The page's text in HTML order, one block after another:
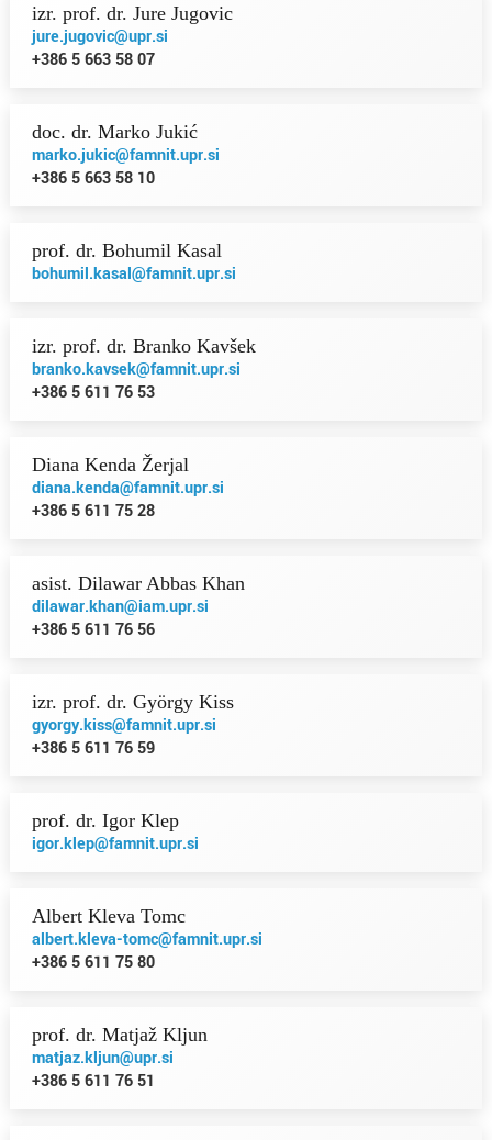
izr. prof. dr. Jure Jugovic
jure.jugovic@upr.si
+386 5 663 58 07
doc. dr. Marko Jukić
marko.jukic@famnit.upr.si
+386 5 663 58 10
prof. dr. Bohumil Kasal
bohumil.kasal@famnit.upr.si
izr. prof. dr. Branko Kavšek
branko.kavsek@famnit.upr.si
+386 5 611 76 53
Diana Kenda Žerjal
diana.kenda@famnit.upr.si
+386 5 611 75 28
asist. Dilawar Abbas Khan
dilawar.khan@iam.upr.si
+386 5 611 76 56
izr. prof. dr. György Kiss
gyorgy.kiss@famnit.upr.si
+386 5 611 76 59
prof. dr. Igor Klep
igor.klep@famnit.upr.si
Albert Kleva Tomc
albert.kleva-tomc@famnit.upr.si
+386 5 611 75 80
prof. dr. Matjaž Kljun
matjaz.kljun@upr.si
+386 5 611 76 51